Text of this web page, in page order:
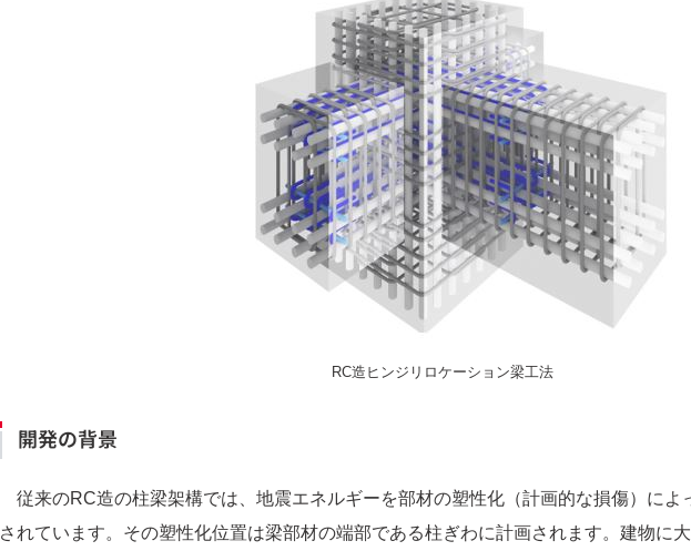
RC造ヒンジリロケーション梁工法
開発の背景
従来のRC造の柱梁架構では、地震エネルギーを部材の塑性化（計画的な損傷）によ
されています。その塑性化位置は梁部材の端部である柱ぎわに計画されます。建物に